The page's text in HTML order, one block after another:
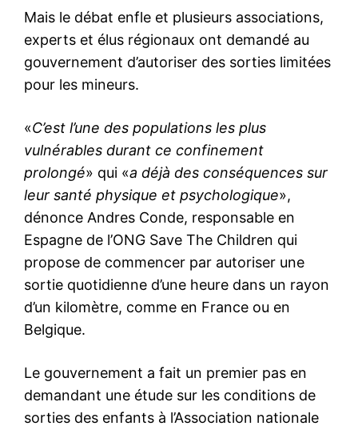
Mais le débat enfle et plusieurs associations,
experts et élus régionaux ont demandé au
gouvernement d’autoriser des sorties limitées
pour les mineurs.
«C’est l’une des populations les plus
vulnérables durant ce confinement
prolongé» qui «a déjà des conséquences sur
leur santé physique et psychologique»,
dénonce Andres Conde, responsable en
Espagne de l’ONG Save The Children qui
propose de commencer par autoriser une
sortie quotidienne d’une heure dans un rayon
d’un kilomètre, comme en France ou en
Belgique.
Le gouvernement a fait un premier pas en
demandant une étude sur les conditions de
sorties des enfants à l’Association nationale